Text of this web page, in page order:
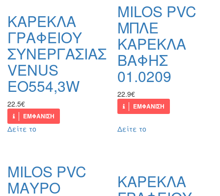
ΚΑΡΕΚΛΑ
ΓΡΑΦΕΙΟΥ
ΣΥΝΕΡΓΑΣΙΑΣ
VENUS
ΕΟ554,3W
22.5€
ΕΜΦΑΝΙΣΗ
MILOS PVC
ΜΠΛΕ
ΚΑΡΕΚΛΑ
ΒΑΦΗΣ
01.0209
22.9€
ΕΜΦΑΝΙΣΗ
Δείτε το
MILOS PVC
ΜΑΥΡΟ
Δείτε το
ΚΑΡΕΚΛΑ